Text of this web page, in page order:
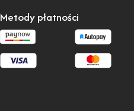
Metody płatności